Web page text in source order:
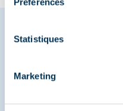
Statistiques
Marketing
Méribel